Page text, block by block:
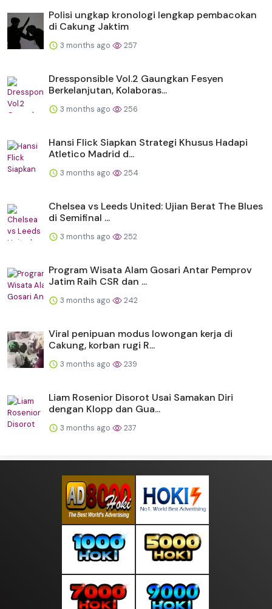
Polisi ungkap kronologi lengkap pembacokan
di Cakung Jaktim
3 months ago 257
Dressponsible Vol.2 Gaungkan Fesyen
Berkelanjutan, Kolaboras...
3 months ago 256
Hansi Flick Siapkan Strategi Khusus Hadapi
Atletico Madrid d...
3 months ago 254
Chelsea vs Leeds United: Ujian Berat The Blues
di Semifinal ...
3 months ago 252
Program Wisata Alam Gosari Antar Pemprov
Jatim Raih CSR dan ...
3 months ago 242
Viral penipuan modus lowongan kerja di
Cakung, korban rugi R...
3 months ago 239
Liam Rosenior Disorot Usai Samakan Diri
dengan Klopp dan Gua...
3 months ago 237